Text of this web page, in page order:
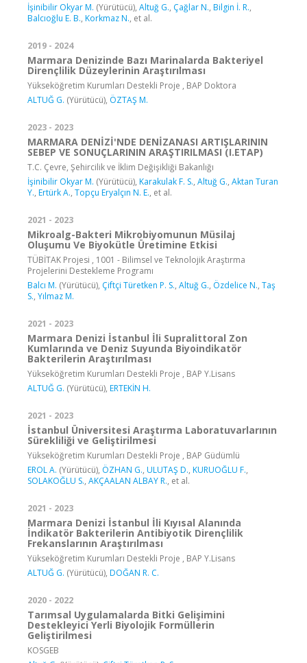
İşinibilir Okyar M. (Yürütücü), Altuğ G., Çağlar N., Bilgin İ. R.,
Balcıoğlu E. B., Korkmaz N., et al.
2019 - 2024
Marmara Denizinde Bazı Marinalarda Bakteriyel
Dirençlilik Düzeylerinin Araştırılması
Yükseköğretim Kurumları Destekli Proje , BAP Doktora
ALTUĞ G. (Yürütücü), ÖZTAŞ M.
2023 - 2023
MARMARA DENİZİ'NDE DENİZANASI ARTIŞLARININ
SEBEP VE SONUÇLARININ ARAŞTIRILMASI (I.ETAP)
T.C. Çevre, Şehircilik ve İklim Değişikliği Bakanlığı
İşinibilir Okyar M. (Yürütücü), Karakulak F. S., Altuğ G., Aktan Turan
Y., Ertürk A., Topçu Eryalçın N. E., et al.
2021 - 2023
Mikroalg-Bakteri Mikrobiyomunun Müsilaj
Oluşumu Ve Biyokütle Üretimine Etkisi
TÜBİTAK Projesi , 1001 - Bilimsel ve Teknolojik Araştırma
Projelerini Destekleme Programı
Balcı M. (Yürütücü), Çiftçi Türetken P. S., Altuğ G., Özdelice N., Taş
S., Yılmaz M.
2021 - 2023
Marmara Denizi İstanbul İli Supralittoral Zon
Kumlarında ve Deniz Suyunda Biyoindikatör
Bakterilerin Araştırılması
Yükseköğretim Kurumları Destekli Proje , BAP Y.Lisans
ALTUĞ G. (Yürütücü), ERTEKİN H.
2021 - 2023
İstanbul Üniversitesi Araştırma Laboratuvarlarının
Sürekliliği ve Geliştirilmesi
Yükseköğretim Kurumları Destekli Proje , BAP Güdümlü
EROL A. (Yürütücü), ÖZHAN G., ULUTAŞ D., KURUOĞLU F.,
SOLAKOĞLU S., AKÇAALAN ALBAY R., et al.
2021 - 2023
Marmara Denizi İstanbul İli Kıyısal Alanında
İndikatör Bakterilerin Antibiyotik Dirençlilik
Frekanslarının Araştırılması
Yükseköğretim Kurumları Destekli Proje , BAP Y.Lisans
ALTUĞ G. (Yürütücü), DOĞAN R. C.
2020 - 2022
Tarımsal Uygulamalarda Bitki Gelişimini
Destekleyici Yerli Biyolojik Formüllerin
Geliştirilmesi
KOSGEB